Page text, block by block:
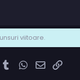
viitoare.
PinterestTumblrWhatsApp
Email